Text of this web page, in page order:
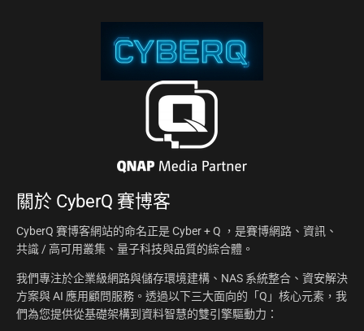
關於 CyberQ 賽博客
CyberQ 賽博客網站的命名正是 Cyber + Q ，是賽博網路、資訊、
共識 / 高可用叢集、量子科技與品質的綜合體。
我們專注於企業級網路與儲存環境建構、NAS 系統整合、資安解決
方案與 AI 應用顧問服務。透過以下三大面向的「Q」核心元素，我
們為您提供從基礎架構到資料智慧的雙引擎驅動力：